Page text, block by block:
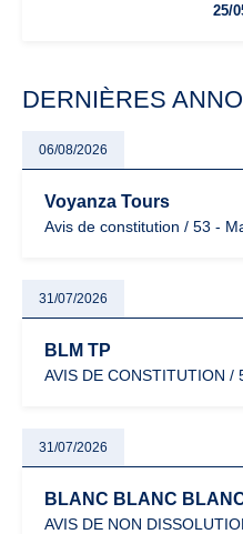
facturation ou risque de
25/
DERNIÈRES
06/08/2026
Voyanza Tours
Avis de constitution / 53 -
31/07/2026
BLM TP
AVIS DE CONSTITUTION /
31/07/2026
BLANC BLANC
AVIS DE NON